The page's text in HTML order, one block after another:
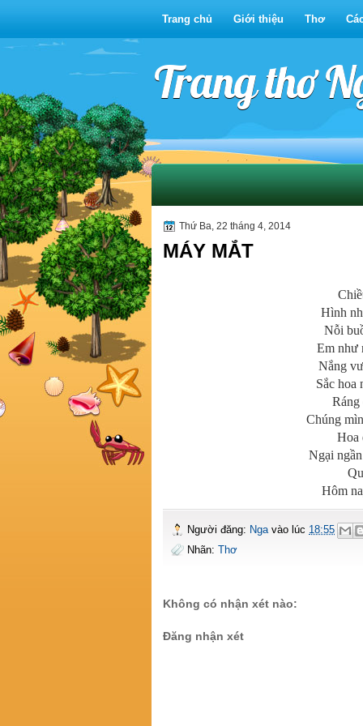
Trang chủ Giới thiệu Thơ
Trang thơ
Thứ Ba, 22 tháng 4, 2014
MÁY MẮT
Hình
Nỗi
Em như
Nắng
Sắc hoa
Ráng
Chúng
Hoa
Ngại
Hôm nay mình nối
Người đăng: Nga vào lúc 18:55
Nhãn: Thơ
Không có nhận xét nào:
Đăng nhận xét